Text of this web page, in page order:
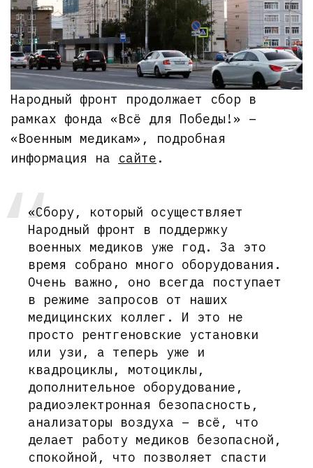
Народный фронт продолжает сбор в
рамках фонда «Всё для Победы!» –
«Военным медикам», подробная
информация на сайте .
«Сбору, который осуществляет
Народный фронт в поддержку
военных медиков уже год. За это
время собрано много оборудования.
Очень важно, оно всегда поступает
в режиме запросов от наших
медицинских коллег. И это не
просто рентгеновские установки
или узи, а теперь уже и
квадроциклы, мотоциклы,
дополнительное оборудование,
радиоэлектронная безопасность,
анализаторы воздуха – всё, что
делает работу медиков безопасной,
спокойной, что позволяет спасти